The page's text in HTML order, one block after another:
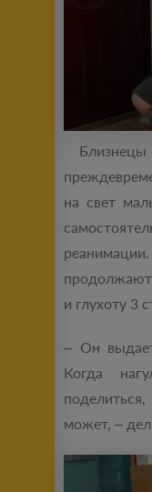
на свет
и глухоту 3
– Он
Когда
может, –